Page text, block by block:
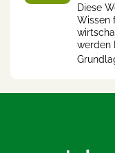
Diese
Wissen
werden